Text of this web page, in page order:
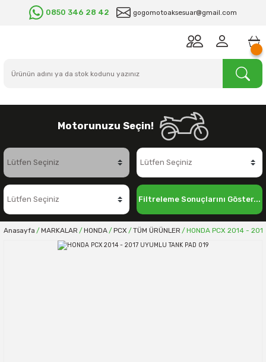
0850 346 28 42 gogomotoaksesuar@gmail.com
Motorunuzu Seçin!
Filtreleme Sonuçlarını Göster...
Anasayfa MARKALAR HONDA PCX TÜM ÜRÜNLER HONDA PCX 2014 -